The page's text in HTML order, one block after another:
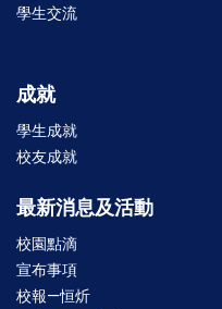
學生交流
成就
學生成就
校友成就
最新消息及活動
校園點滴
宣布事項
校報—恒炘